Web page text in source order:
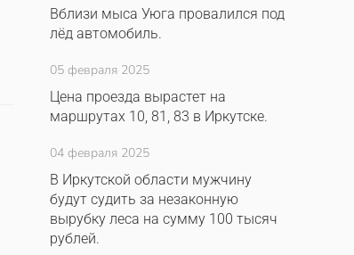
Вблизи мыса Уюга провалился под
лёд автомобиль.
05 февраля 2025
Цена проезда вырастет на
маршрутах 10, 81, 83 в Иркутске.
04 февраля 2025
В Иркутской области мужчину
будут судить за незаконную
вырубку леса на сумму 100 тысяч
рублей.